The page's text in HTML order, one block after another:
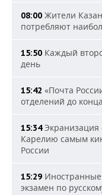
08:00 Жители
потребляют
15:50 Каждый
день
15:42 «Почта
отделений до
15:34Экранизация
Карелию самым
России
15:29 Иностранные
экзамен по